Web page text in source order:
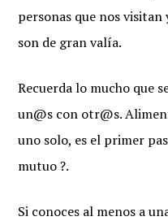
personas que nos
son de gran valía.
Recuerda lo mucho que
un@s con otr@s.
uno solo, es el primer
mutuo ?.
Si conoces al menos a